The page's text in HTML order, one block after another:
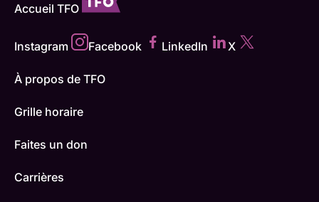
Accueil TFO
Instagram Facebook LinkedIn X
À propos de TFO
Grille horaire
Faites un don
Carrières